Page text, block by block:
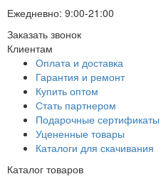
Ежедневно: 9:00-21:00
Заказать звонок
Клиентам
Оплата и доставка
Гарантия и ремонт
Купить оптом
Стать партнером
Подарочные сертификаты
Уцененные товары
Каталоги для скачивания
Каталог товаров